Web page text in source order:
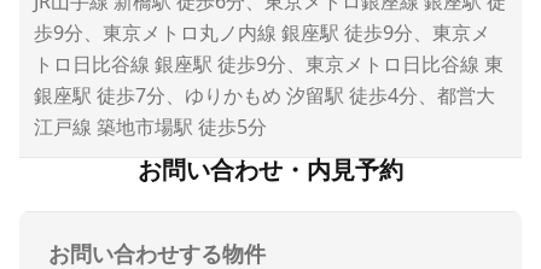
歩9分、東京メトロ丸ノ内線 銀座駅 徒歩9分、東京メ
トロ日比谷線 銀座駅 徒歩9分、東京メトロ日比谷線 東
銀座駅 徒歩7分、ゆりかもめ 汐留駅 徒歩4分、都営大
江戸線 築地市場駅 徒歩5分
お問い合わせ・内見予約
お問い合わせする物件